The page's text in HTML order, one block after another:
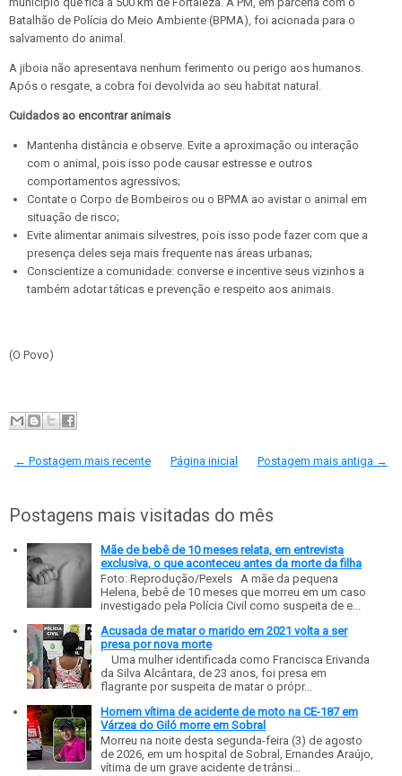
Batalhão de Polícia do Meio Ambiente (BPMA), foi acionada para o
salvamento do animal.
A jiboia não apresentava nenhum ferimento ou perigo aos humanos.
Após o resgate, a cobra foi devolvida ao seu habitat natural.
Cuidados ao encontrar animais
Mantenha distância e observe. Evite a aproximação ou interação
com o animal, pois isso pode causar estresse e outros
comportamentos agressivos;
Contate o Corpo de Bombeiros ou o BPMA ao avistar o animal em
situação de risco;
Evite alimentar animais silvestres, pois isso pode fazer com que a
presença deles seja mais frequente nas áreas urbanas;
Conscientize a comunidade: converse e incentive seus vizinhos a
também adotar táticas e prevenção e respeito aos animais.
(O Povo)
← Postagem mais recente Postagem mais antiga →
Página inicial
Postagens mais visitadas do mês
Mãe de bebê de 10 meses relata, em entrevista
exclusiva, o que aconteceu antes da morte da filha
Foto: Reprodução/Pexels A mãe da pequena
Helena, bebê de 10 meses que morreu em um caso
investigado pela Polícia Civil como suspeita de e...
Acusada de matar o marido em 2021 volta a ser
presa por nova morte
Uma mulher identificada como Francisca Erivanda
da Silva Alcântara, de 23 anos, foi presa em
flagrante por suspeita de matar o própr...
Homem vítima de acidente de moto na CE-187 em
Várzea do Giló morre em Sobral
Morreu na noite desta segunda-feira (3) de agosto
de 2026, em um hospital de Sobral, Ernandes Araújo,
vítima de um grave acidente de trânsi...